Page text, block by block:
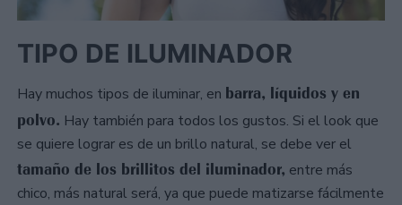
TIPO DE ILUMINADOR
Hay muchos tipos de iluminar, en barra, líquidos y en
polvo. Hay también para todos los gustos. Si el look que
se quiere lograr es de un brillo natural, se debe ver el
tamaño de los brillitos del iluminador, entre más
chico, más natural será, ya que puede matizarse fácilmente